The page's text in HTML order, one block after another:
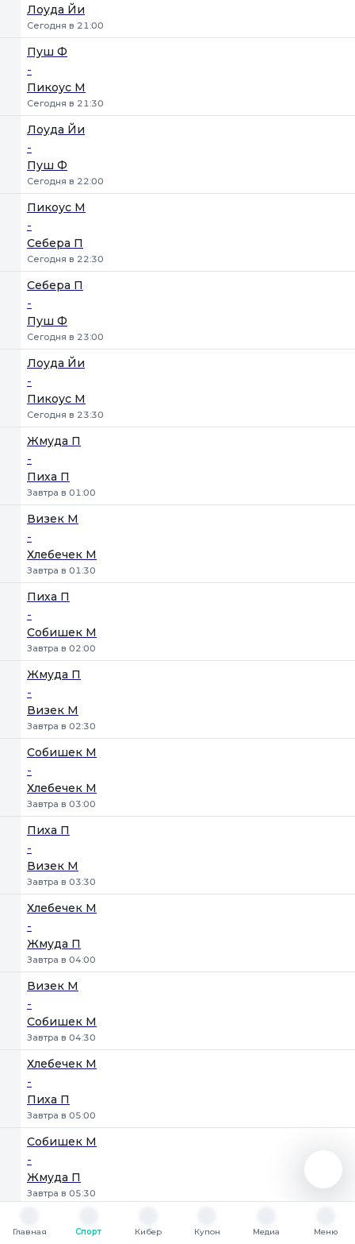
Лоуда Йи
Сегодня в 21:00
Пуш Ф
-
Пикоус М
Сегодня в 21:30
Лоуда Йи
-
Пуш Ф
Сегодня в 22:00
Пикоус М
-
Себера П
Сегодня в 22:30
Себера П
-
Пуш Ф
Сегодня в 23:00
Лоуда Йи
-
Пикоус М
Сегодня в 23:30
Жмуда П
-
Пиха П
Завтра в 01:00
Визек М
-
Хлебечек М
Завтра в 01:30
Пиха П
-
Собишек М
Завтра в 02:00
Жмуда П
-
Визек М
Завтра в 02:30
Собишек М
-
Хлебечек М
Завтра в 03:00
Пиха П
-
Визек М
Завтра в 03:30
Хлебечек М
-
Жмуда П
Завтра в 04:00
Визек М
-
Собишек М
Завтра в 04:30
Хлебечек М
-
Пиха П
Завтра в 05:00
Собишек М
-
Жмуда П
Завтра в 05:30
Главная
Спорт
Кибер
Купон
Медиа
Меню